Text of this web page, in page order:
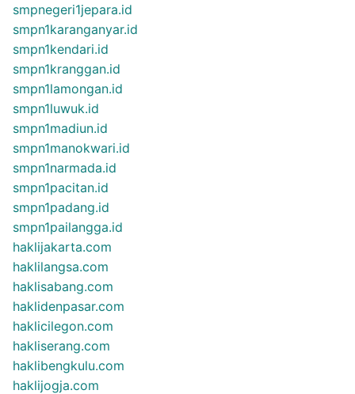
smpnegeri1jepara.id
smpn1karanganyar.id
smpn1kendari.id
smpn1kranggan.id
smpn1lamongan.id
smpn1luwuk.id
smpn1madiun.id
smpn1manokwari.id
smpn1narmada.id
smpn1pacitan.id
smpn1padang.id
smpn1pailangga.id
haklijakarta.com
haklilangsa.com
haklisabang.com
haklidenpasar.com
haklicilegon.com
hakliserang.com
haklibengkulu.com
haklijogja.com